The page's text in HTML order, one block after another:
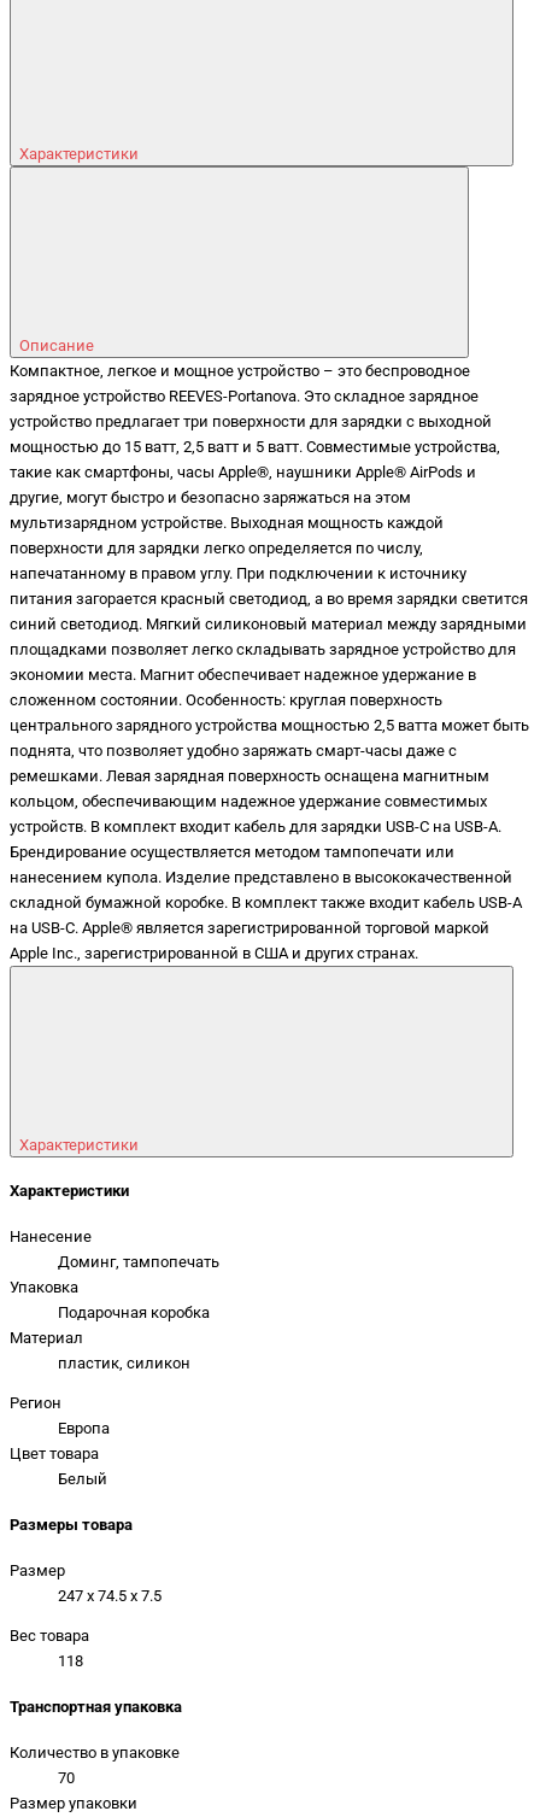
Характеристики
Описание
Компактное, легкое и мощное устройство – это беспроводное
зарядное устройство REEVES-Portanova. Это складное зарядное
устройство предлагает три поверхности для зарядки с выходной
мощностью до 15 ватт, 2,5 ватт и 5 ватт. Совместимые устройства,
такие как смартфоны, часы Apple®, наушники Apple® AirPods и
другие, могут быстро и безопасно заряжаться на этом
мультизарядном устройстве. Выходная мощность каждой
поверхности для зарядки легко определяется по числу,
напечатанному в правом углу. При подключении к источнику
питания загорается красный светодиод, а во время зарядки светится
синий светодиод. Мягкий силиконовый материал между зарядными
площадками позволяет легко складывать зарядное устройство для
экономии места. Магнит обеспечивает надежное удержание в
сложенном состоянии. Особенность: круглая поверхность
центрального зарядного устройства мощностью 2,5 ватта может быть
поднята, что позволяет удобно заряжать смарт-часы даже с
ремешками. Левая зарядная поверхность оснащена магнитным
кольцом, обеспечивающим надежное удержание совместимых
устройств. В комплект входит кабель для зарядки USB-C на USB-A.
Брендирование осуществляется методом тампопечати или
нанесением купола. Изделие представлено в высококачественной
складной бумажной коробке. В комплект также входит кабель USB-A
на USB-C. Apple® является зарегистрированной торговой маркой
Apple Inc., зарегистрированной в США и других странах.
Характеристики
Характеристики
Нанесение
Доминг, тампопечать
Упаковка
Подарочная коробка
Материал
пластик, силикон
Регион
Европа
Цвет товара
Белый
Размеры товара
Размер
247 x 74.5 x 7.5
Вес товара
118
Транспортная упаковка
Количество в упаковке
70
Размер упаковки